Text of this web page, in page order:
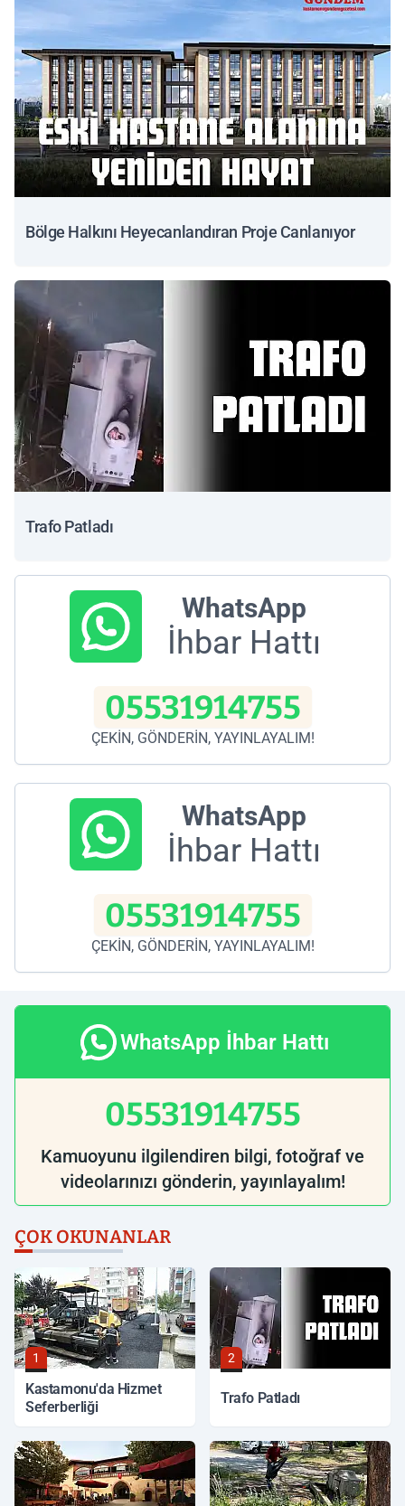
Bölge Halkını Heyecanlandıran Proje Canlanıyor
Trafo Patladı
WhatsApp
İhbar Hattı
05531914755
ÇEKİN, GÖNDERİN, YAYINLAYALIM!
WhatsApp
İhbar Hattı
05531914755
ÇEKİN, GÖNDERİN, YAYINLAYALIM!
WhatsApp İhbar Hattı
05531914755
Kamuoyunu ilgilendiren bilgi, fotoğraf ve
videolarınızı gönderin, yayınlayalım!
ÇOK OKUNANLAR
1
Kastamonu'da Hizmet
Seferberliği
2
Trafo Patladı